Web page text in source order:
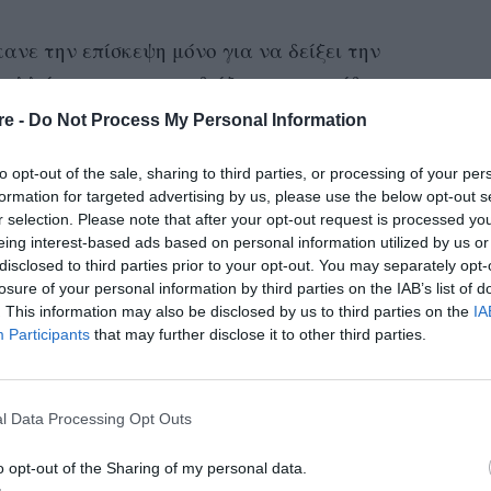
- Do Not Process My Personal Information
opt-out of the sale, sharing to third parties, or processing of your
for targeted advertising by us, please use the below opt-out
selection. Please note that after your opt-out request is processed
interest-based ads based on personal information utilized by us
to third parties prior to your opt-out. You may separately
of your personal information by third parties on the IAB’s list of
This information may also be disclosed by us to third parties on the
Participants that may further disclose it to other third parties.
Data Processing Opt Outs
opt-out of the Sharing of my personal data.
την επίσκεψη μόνο για να δείξει την
και για να αναδείξει τη φροντίδα που
που κυκλοφόρησαν δείχνουν την Kate
σε χημειοθεραπεία και να μοιράζεται
συνάντησε.
δήλωσε:«Η πριγκίπισσα θέλησε να
την ευγνωμοσύνη της στην απίστευτη ομάδα
την κορυφαία φροντίδα και
παλάτι του Κένσινγκτον ανακοίνωσε ότι η
William, έγιναν από κοινού
Trust.